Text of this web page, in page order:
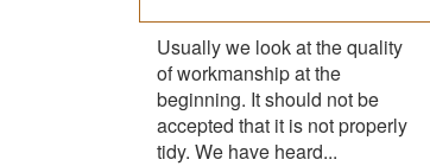
Usually we look at the quality
of workmanship at the
beginning. It should not be
accepted that it is not properly
tidy. We have heard...